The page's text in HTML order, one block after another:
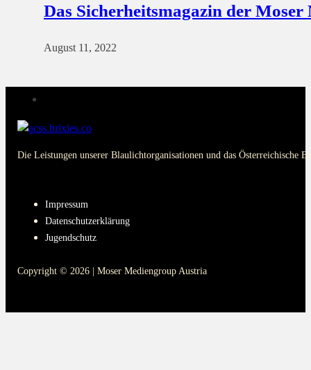
Das Sicherheitsmagazin der
August 11, 2022
Die Leistungen unserer Blaulichtorganisationen und das Österreichische
Impressum
Datenschutzerklärung
Jugendschutz
Copyright © 2026 | Moser Mediengroup Austria